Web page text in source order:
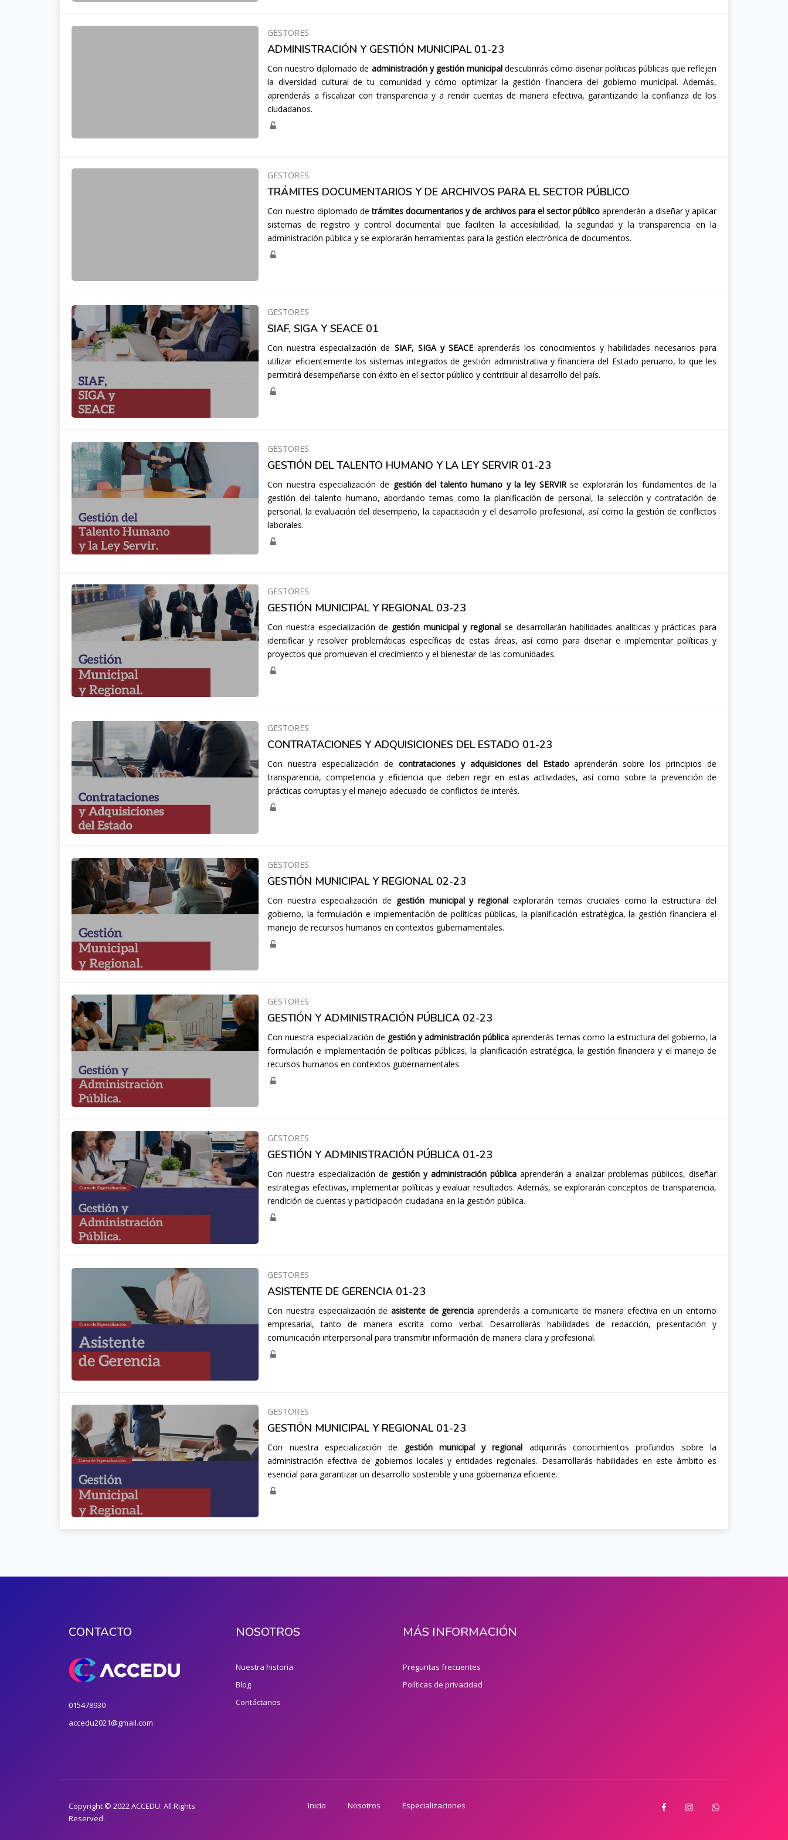
GESTORES
ADMINISTRACIÓN Y GESTIÓN MUNICIPAL 01-23
Con nuestro diplomado de administración y gestión municipaldescubrirás cómo diseñar políticas públicas que reflejen
la diversidad cultural de tu comunidad y cómo optimizar la gestión financiera del gobierno municipal. Además,
aprenderás a fiscalizar con transparencia y a rendir cuentas de manera efectiva, garantizando la confianza de los
ciudadanos.
GESTORES
TRÁMITES DOCUMENTARIOS Y DE ARCHIVOS PARA EL SECTOR PÚBLICO
Con nuestro diplomado detrámites documentarios y de archivos para el sector público aprenderán a diseñar y aplicar
sistemas de registro y control documental que faciliten la accesibilidad, la seguridad y la transparencia en la
administración pública y se explorarán herramientas para la gestión electrónica de documentos.
GESTORES
SIAF, SIGA Y SEACE 01
Con nuestra especialización de SIAF, SIGA y SEACE aprenderás los conocimientos y habilidades necesarios para
utilizar eficientemente los sistemas integrados de gestión administrativa y financiera del Estado peruano, lo que les
permitirá desempeñarse con éxito en el sector público y contribuir al desarrollo del país.
GESTORES
GESTIÓN DEL TALENTO HUMANO Y LA LEY SERVIR 01-23
Con nuestra especialización de gestión del talento humano y la ley SERVIRse explorarán los fundamentos de la
gestión del talento humano, abordando temas como la planificación de personal, la selección y contratación de
personal, la evaluación del desempeño, la capacitación y el desarrollo profesional, así como la gestión de conflictos
laborales.
GESTORES
GESTIÓN MUNICIPAL Y REGIONAL 03-23
Con nuestra especialización de gestión municipal y regional se desarrollarán habilidades analíticas y prácticas para
identificar y resolver problemáticas específicas de estas áreas, así como para diseñar e implementar políticas y
proyectos que promuevan el crecimiento y el bienestar de las comunidades.
GESTORES
CONTRATACIONES Y ADQUISICIONES DEL ESTADO 01-23
Con nuestra especialización de contrataciones y adquisiciones del Estadoaprenderán sobre los principios de
transparencia, competencia y eficiencia que deben regir en estas actividades, así como sobre la prevención de
prácticas corruptas y el manejo adecuado de conflictos de interés.
GESTORES
GESTIÓN MUNICIPAL Y REGIONAL 02-23
Con nuestra especialización de gestión municipal y regional explorarán temas cruciales como la estructura del
gobierno, la formulación e implementación de políticas públicas, la planificación estratégica, la gestión financiera el
manejo de recursos humanos en contextos gubernamentales.
GESTORES
GESTIÓN Y ADMINISTRACIÓN PÚBLICA 02-23
Con nuestra especialización de gestión y administración pública aprenderás temas como la estructura del gobierno, la
formulación e implementación de políticas públicas, la planificación estratégica, la gestión financiera y el manejo de
recursos humanos en contextos gubernamentales.
GESTORES
GESTIÓN Y ADMINISTRACIÓN PÚBLICA 01-23
Con nuestra especialización de gestión y administración pública aprenderán a analizar problemas públicos, diseñar
estrategias efectivas, implementar políticas y evaluar resultados. Además, se explorarán conceptos de transparencia,
rendición de cuentas y participación ciudadana en la gestión pública.
GESTORES
ASISTENTE DE GERENCIA 01-23
Con nuestra especialización de asistente de gerencia aprenderás a comunicarte de manera efectiva en un entorno
empresarial, tanto de manera escrita como verbal. Desarrollarás habilidades de redacción, presentación y
comunicación interpersonal para transmitir información de manera clara y profesional.
GESTORES
GESTIÓN MUNICIPAL Y REGIONAL 01-23
Con nuestra especialización de gestión municipal y regional adquirirás conocimientos profundos sobre la
administración efectiva de gobiernos locales y entidades regionales. Desarrollarás habilidades en este ámbito es
esencial para garantizar un desarrollo sostenible y una gobernanza eficiente.
CONTACTO
015478930
accedu2021@gmail.com
NOSOTROS
Nuestra historia
Blog
Contáctanos
MÁS INFORMACIÓN
Preguntas frecuentes
Políticas de privacidad
Copyright © 2022 ACCEDU. All Rights
Reserved.
Inicio Nosotros Especializaciones